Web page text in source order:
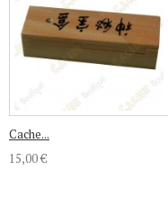
Cache...
15,00 €